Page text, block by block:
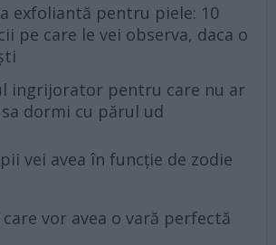
exfoliantă pentru piele: 10
pe care le vei observa, daca o
ingrijorator pentru care nu ar
dormi cu părul ud
vei avea în funcție de zodie
vor avea o vară perfectă